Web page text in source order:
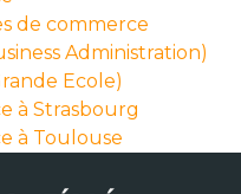
de commerce
Administration)
Ecole)
à Strasbourg
à Toulouse